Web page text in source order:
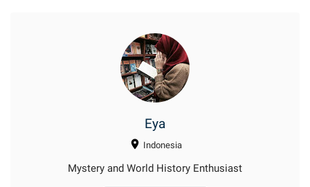
Eya
Indonesia
Mystery and World History Enthusiast